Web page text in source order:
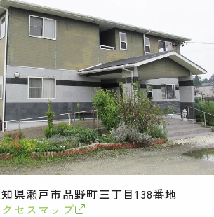
県瀬戸市品野町三丁目138番地
セスマップ